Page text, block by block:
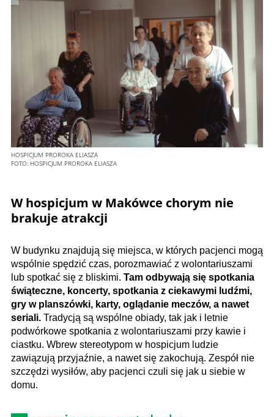
HOSPICJUM PROROKA ELIASZA
FOTO: HOSPICJUM PROROKA ELIASZA
W hospicjum w Makówce chorym nie
brakuje atrakcji
W budynku znajdują się miejsca, w których pacjenci mogą
wspólnie spędzić czas, porozmawiać z wolontariuszami
lub spotkać się z bliskimi. Tam odbywają się spotkania
świąteczne, koncerty, spotkania z ciekawymi ludźmi,
gry w planszówki, karty, oglądanie meczów, a nawet
seriali. Tradycją są wspólne obiady, tak jak i letnie
podwórkowe spotkania z wolontariuszami przy kawie i
ciastku. Wbrew stereotypom w hospicjum ludzie
zawiązują przyjaźnie, a nawet się zakochują. Zespół nie
szczędzi wysiłów, aby pacjenci czuli się jak u siebie w
domu.